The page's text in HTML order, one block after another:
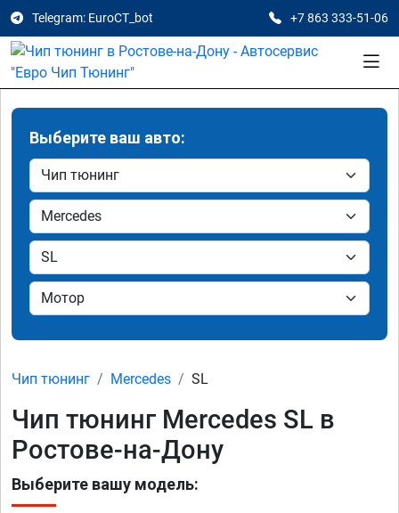
Telegram: EuroCT_bot +7 863 333-51-06
Выберите ваш авто:
Чип тюнинг Mercedes SL
Чип тюнинг Mercedes SL в
Ростове-на-Дону
Выберите вашу модель: